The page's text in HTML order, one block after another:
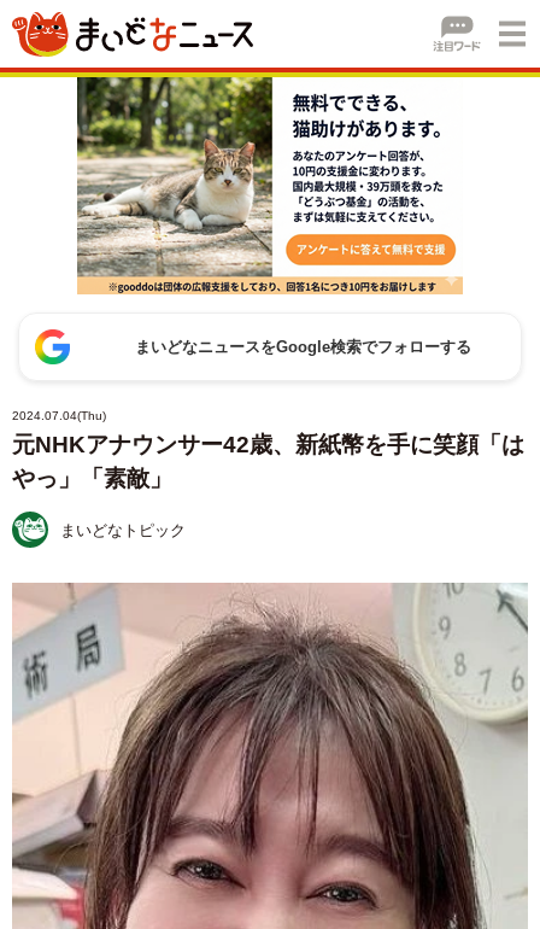
まいどなニュースをGoogle検索でフォローする
2024.07.04(Thu)
元NHKアナウンサー42歳、新紙幣を手に笑顔「は
やっ」「素敵」
まいどなトピック